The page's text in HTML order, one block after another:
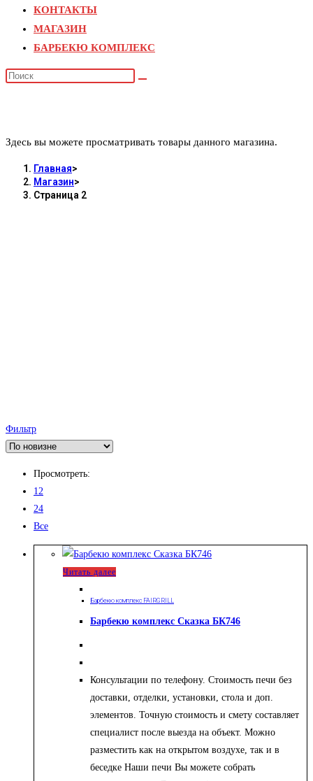
сайту
search
КОНТАКТЫ
МАГАЗИН
БАРБЕКЮ КОМПЛЕКС
Поиск
Здесь вы можете просматривать товары данного магазина.
Главная>
Магазин>
Страница 2
Фильтр
Просмотреть:
12
24
Все
Читать далее
Барбекю комплекс FAIRGRILL
Барбекю комплекс Сказка БК746
Консультации по телефону. Стоимость печи без
доставки, отделки, установки, стола и доп.
элементов. Точную стоимость и смету составляет
специалист после выезда на объект. Можно
разместить как на открытом воздухе, так и в
беседке Наши печи Вы можете собрать